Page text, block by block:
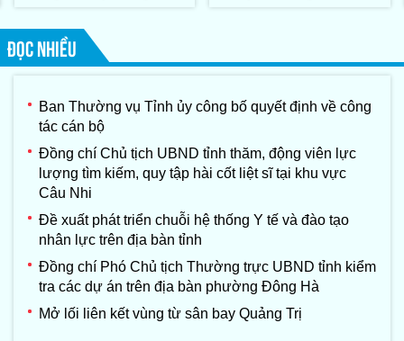
ĐỌC NHIỀU
Ban Thường vụ Tỉnh ủy công bố quyết định về công
tác cán bộ
Đồng chí Chủ tịch UBND tỉnh thăm, động viên lực
lượng tìm kiếm, quy tập hài cốt liệt sĩ tại khu vực
Câu Nhi
Đề xuất phát triển chuỗi hệ thống Y tế và đào tạo
nhân lực trên địa bàn tỉnh
Đồng chí Phó Chủ tịch Thường trực UBND tỉnh kiểm
tra các dự án trên địa bàn phường Đông Hà
Mở lối liên kết vùng từ sân bay Quảng Trị